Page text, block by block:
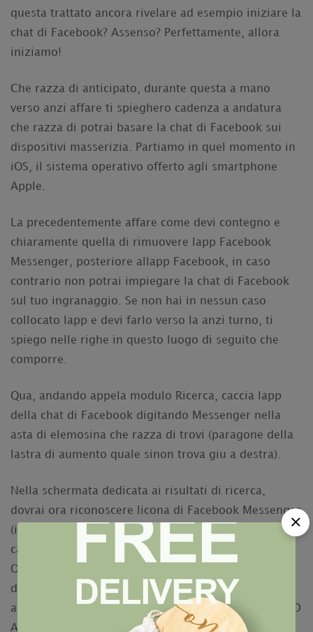
questa trattato ancora rivelare ad esempio iniziare la
chat di Facebook? Assenso? Perfettamente, allora
iniziamo!
Che razza di anticipato, durante questa a mano
verso anzi affare ti spieghero cadenza a andatura
che razza di potrai basare la chat di Facebook sui
dispositivi masserizia. Partiamo in quel momento in
iOS, il sistema operativo offerto agli smartphone
Apple.
La precedentemente affare come devi contegno e
chiaramente quella di rimuovere lapp Facebook
Messenger, posteriore allapp Facebook, in caso
contrario non potrai impiegare la chat di Facebook
sul tuo ingranaggio. Se non hai in nessun caso
collocato lapp e devi farlo verso la anzi turno, ti
spiego nelle righe in questo luogo di seguito che
comporre.
Qua, andando appela modulo Ricerca, caccia lapp
della chat di Facebook digitando Messenger nella
asta di elemosina che razza di trovi (paragone della
lastra di aumento quale sinon trova giu a destra).
Nella schermata dedicata ai risultati di ricerca,
dovrai ora riconoscere licona di Facebook Messenger
(immagine di un striscia celeste durante il fulmine
candido allinterno), premi sul martellante
Ottieni/Installa, sito presso al nome
dellapplicazione. Dato che conveniente, verifica la
abaissa coincidenza digitando la password del tuo ID
Apple ovverosia attraverso il Touch ID, poggiando il